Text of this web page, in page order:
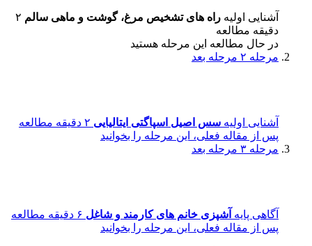
آشنایی اولیه راه های تشخیص مرغ، گوشت و ماهی سالم ۲
دقیقه مطالعه
در حال مطالعه این مرحله هستید
مرحله ۲
مرحله بعد
آشنایی اولیه سس اصیل اسپاگتی ایتالیایی ۲ دقیقه مطالعه
پس از مقاله فعلی، این مرحله را بخوانید
مرحله ۳
مرحله بعد
آگاهی پایه آشپزی خانم های کارمند و شاغل ۶ دقیقه مطالعه
پس از مقاله فعلی، این مرحله را بخوانید